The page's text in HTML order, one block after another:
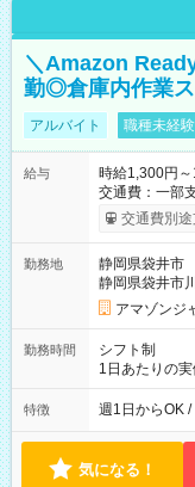
＼Amazon
勤◎倉庫内作業
アルバイト 職種未経
給与
時給1,300円～
交通費：一部
実費支給） ※22:00～翌5:00までは時給25%UP！ ■給与前払い
制度あり ※前
交通費別途
勤務地
静岡県袋井市
静岡県袋井市
アマゾンジ
勤務時間
シフト制
1日あたりの実
社後、就業可
特徴 週1日からOK
気になる！